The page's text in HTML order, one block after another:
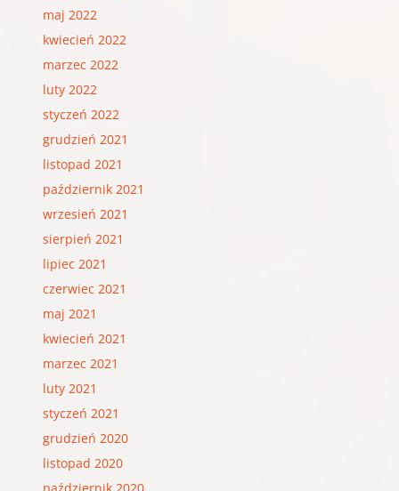
maj 2022
kwiecień 2022
marzec 2022
luty 2022
styczeń 2022
grudzień 2021
listopad 2021
październik 2021
wrzesień 2021
sierpień 2021
lipiec 2021
czerwiec 2021
maj 2021
kwiecień 2021
marzec 2021
luty 2021
styczeń 2021
grudzień 2020
listopad 2020